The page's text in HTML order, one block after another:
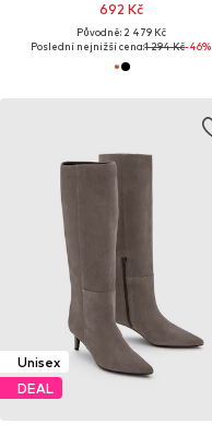
692 Kč
Původně: 2 479 Kč
Poslední nejnižší cena:1 294 Kč-46%
Unisex
DEAL